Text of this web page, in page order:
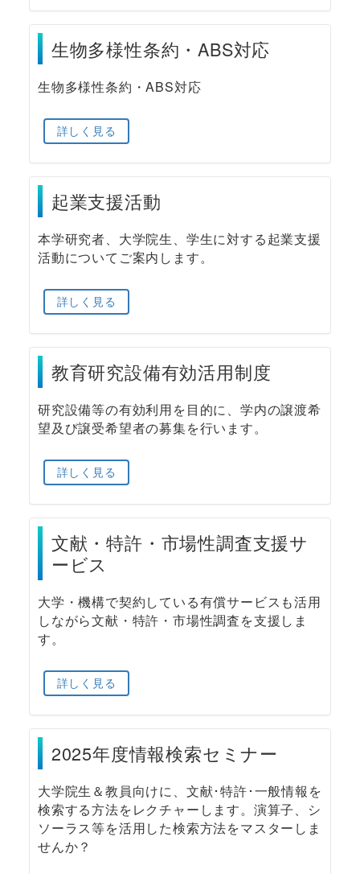
生物多様性条約・ABS対応
生物多様性条約・ABS対応
詳しく見る
起業支援活動
本学研究者、大学院生、学生に対する起業支援
活動についてご案内します。
詳しく見る
教育研究設備有効活用制度
研究設備等の有効利用を目的に、学内の譲渡希
望及び譲受希望者の募集を行います。
詳しく見る
文献・特許・市場性調査支援サ
ービス
大学・機構で契約している有償サービスも活用
しながら文献・特許・市場性調査を支援しま
す。
詳しく見る
2025年度情報検索セミナー
大学院生＆教員向けに、文献･特許･一般情報を
検索する方法をレクチャーします。演算子、シ
ソーラス等を活用した検索方法をマスターしま
せんか？